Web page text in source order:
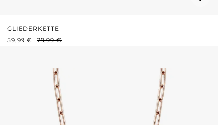
GLIEDERKETTE
VERKAUFSPREIS:
59,99 € REGULÄRER PREIS:
79,99 €